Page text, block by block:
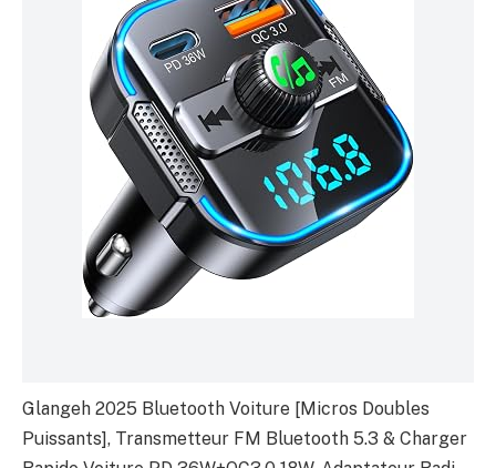
Glangeh 2025 Bluetooth Voiture [Micros Doubles
Puissants], Transmetteur FM Bluetooth 5.3 & Charger